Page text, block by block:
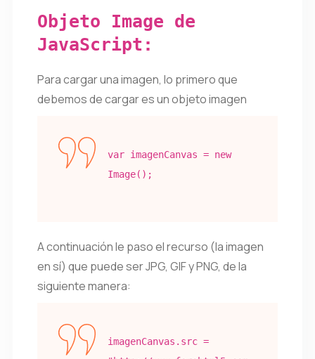
Objeto Image de
JavaScript:
Para cargar una imagen, lo primero que
debemos de cargar es un objeto imagen
var imagenCanvas = new
Image();
A continuación le paso el recurso (la imagen
en sí) que puede ser JPG, GIF y PNG, de la
siguiente manera:
imagenCanvas .src =